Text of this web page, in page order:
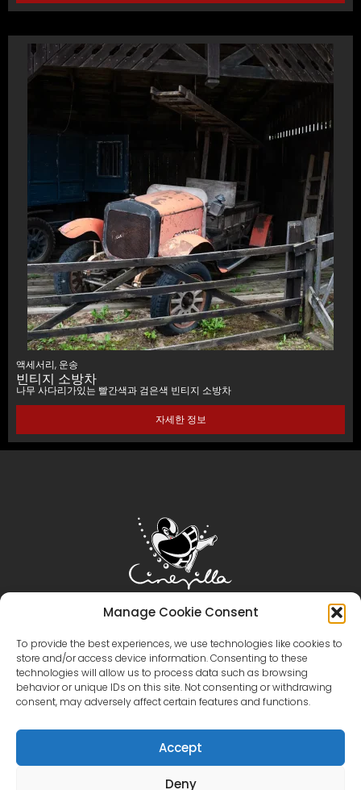
Manage Cookie Consent
To provide the best experiences, we use technologies like cookies to
store and/or access device information. Consenting to these
technologies will allow us to process data such as browsing
behavior or unique IDs on this site. Not consenting or withdrawing
consent, may adversely affect certain features and functions.
Accept
Deny
액세서리, 운송
빈티지 소방차
나무 사다리가있는 빨간색과 검은색 빈티지 소방차
자세한 정보
이벤트 갤러리
지역 및 시설 가상 투어
카탈로그
문의하기
+371 28606677 (관광/이벤트/카페)
+371 29214417 (영화 제작)
시네빌라
시네빌라스튜디오